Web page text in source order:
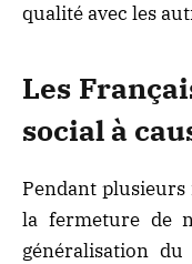
qualité avec les
Les
social à
Pendant
la fermeture de
généralisation